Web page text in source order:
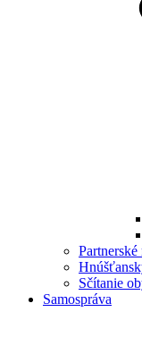
Partnerské
Sčítanie
Samospráva